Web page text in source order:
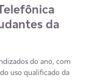
da
do ano, com
uso qualificado da